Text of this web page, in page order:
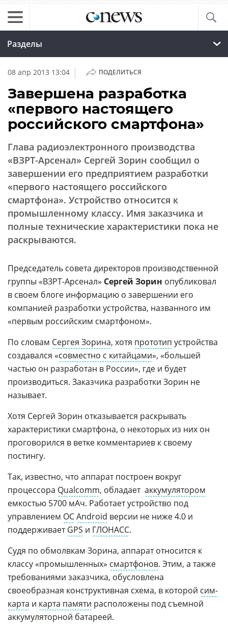
Разделы
08 апр 2013 13:04 | ПОДЕЛИТЬСЯ
Завершена разработка
«первого настоящего
российского смартфона»
Глава радиоэлектронного производства
«ВЗРТ-Арсенал» Сергей Зорин сообщил о
завершении его предприятием разработки
«первого настоящего российского
смартфона». Устройство относится к
промышленному классу. Имя заказчика и
полные технические характеристики пока не
раскрываются.
Председатель совета директоров производственной
группы «ВЗРТ-Арсенал» Сергей Зорин опубликовал
в своем блоге информацию о завершении его
компанией разработки устройства, названного им
«первым российским смартфоном».
По словам Сергея Зорина, хотя прототип устройства
создавался «совместно с китайцами», «большей
частью он разработан в России», где и будет
производиться. Заказчика разработки Зорин не
называет.
Хотя Сергей Зорин отказывается раскрывать
характеристики смартфона, о некоторых из них он
проговорился в ветке комментариев к своему
постингу.
Так, известно, что аппарат построен вокруг
процессора Qualcomm, обладает аккумулятором
емкостью 5700 мАч. Работает устройство под
управлением ОСAndroid версии не ниже 4.0 и
поддерживаетGPS и ГЛОНАСС.
Судя по обмолвкам Зорина, аппарат относится к
классу «промышленных» смартфонов. Этим, а также
требованиями заказчика, обусловлена
своеобразная конструктивная схема, в которой сим-
карта и карта памяти расположены под съемной
аккумуляторной батареей.